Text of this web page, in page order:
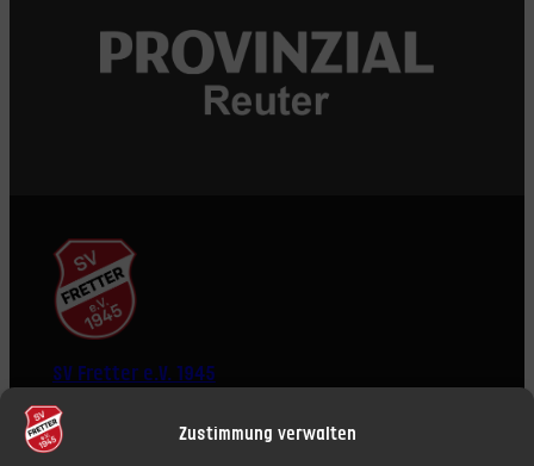
Zustimmung verwalten
SV Fretter e.V. 1945